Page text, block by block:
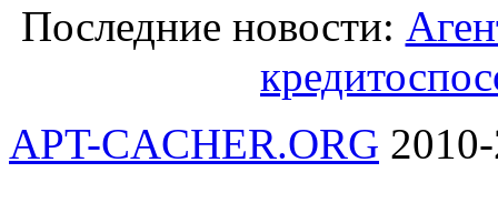
Последние новости:
APT-CACHER.ORG